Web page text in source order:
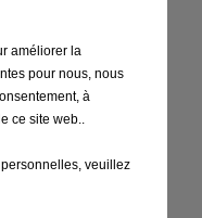
améliorer la
pour nous, nous
à
ce site web..
veuillez